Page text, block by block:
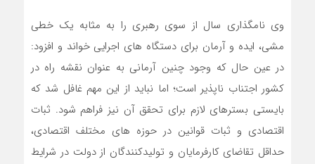
وی نامگذاری سال از سوی رهبری را به مثابه یک خطی
مشی، ایده و آرمان برای دستگاه های اجرایی خواند و افزود:
در عین حال که وجود چنین آرمانی به عنوان نقشه راه در
کشور اجتناب ناپذیر است؛ اما نباید از این مهم غافل شد که
بایستی بسترهای لازم برای تحقق آن نیز فراهم شود. ثبات
اقتصادی و ثبات قوانین در حوزه های مختلف اقتصادی،
حداقل تقاضای کارفرمایان و تولیدکنندگان از دولت در شرایط